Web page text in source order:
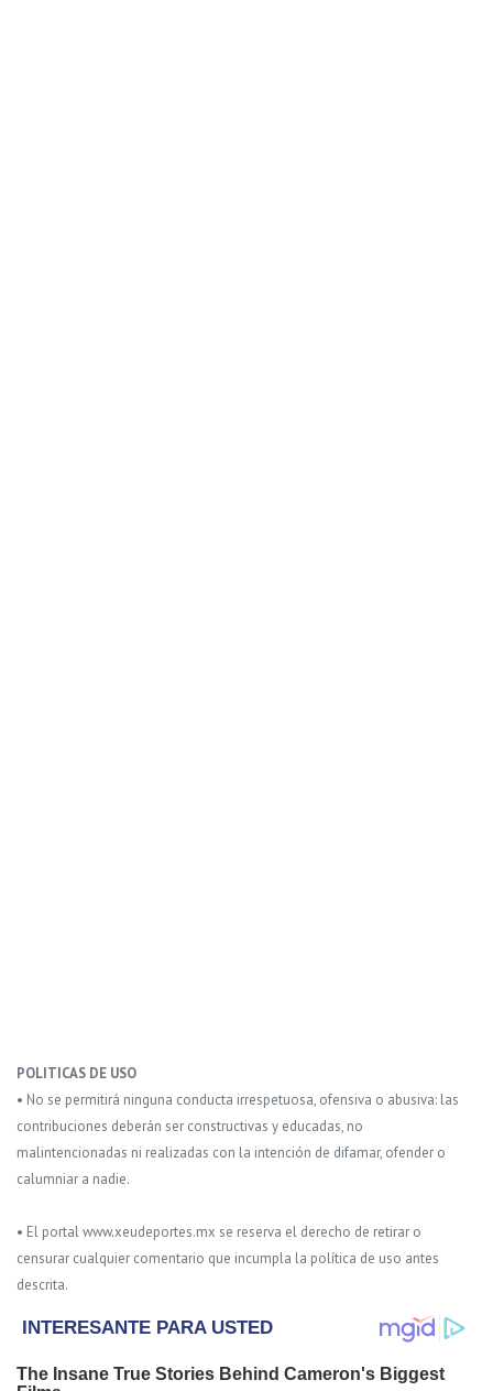
POLITICAS DE USO
• No se permitirá ninguna conducta irrespetuosa, ofensiva o abusiva: las
contribuciones deberán ser constructivas y educadas, no
malintencionadas ni realizadas con la intención de difamar, ofender o
calumniar a nadie.
• El portal www.xeudeportes.mx se reserva el derecho de retirar o
censurar cualquier comentario que incumpla la política de uso antes
descrita.